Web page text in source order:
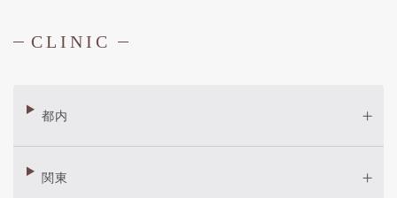
CLINIC
都内
関東